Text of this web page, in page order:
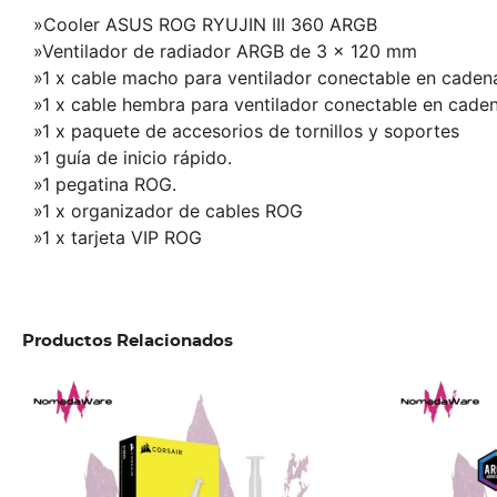
»Cooler ASUS ROG RYUJIN III 360 ARGB
»Ventilador de radiador ARGB de 3 x 120 mm
»1 x cable macho para ventilador conectable en
»1 x cable hembra para ventilador conectable en
»1 x paquete de accesorios de tornillos y soportes
»1 guía de inicio rápido.
»1 pegatina ROG.
»1 x organizador de cables ROG
»1 x tarjeta VIP ROG
Productos Relacionados